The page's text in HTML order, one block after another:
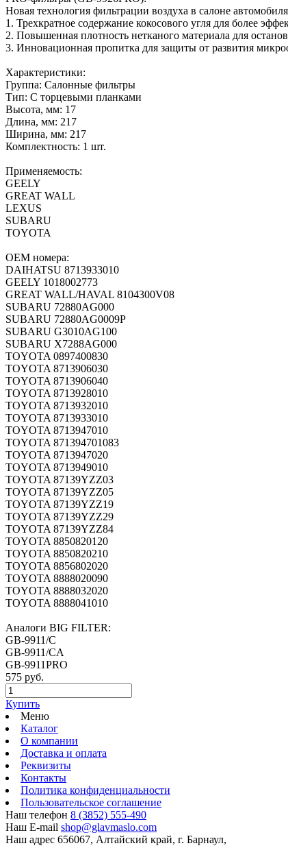
Новая технология фильтрации воздуха в салоне
1. Трехкратное содержание кокосового угля для более
2. Повышенная плотность нетканого материала для
3. Инновационная пропитка для защиты от развития
Характеристики:
Группа: Салонные фильтры
Тип: C торцевыми планками
Высота, мм: 17
Длина, мм: 217
Ширина, мм: 217
Комплектность: 1 шт.
Применяемость:
GEELY
GREAT WALL
LEXUS
SUBARU
TOYOTA
OEM номера:
DAIHATSU 8713933010
GEELY 1018002773
GREAT WALL/HAVAL 8104300V08
SUBARU 72880AG000
SUBARU 72880AG0009P
SUBARU G3010AG100
SUBARU X7288AG000
TOYOTA 0897400830
TOYOTA 8713906030
TOYOTA 8713906040
TOYOTA 8713928010
TOYOTA 8713932010
TOYOTA 8713933010
TOYOTA 8713947010
TOYOTA 871394701083
TOYOTA 8713947020
TOYOTA 8713949010
TOYOTA 87139YZZ03
TOYOTA 87139YZZ05
TOYOTA 87139YZZ19
TOYOTA 87139YZZ29
TOYOTA 87139YZZ84
TOYOTA 8850820120
TOYOTA 8850820210
TOYOTA 8856802020
TOYOTA 8888020090
TOYOTA 8888032020
TOYOTA 8888041010
Аналоги BIG FILTER:
GB-9911/C
GB-9911/CA
GB-9911PRO
575 руб.
Купить
Меню
Каталог
О компании
Доставка и оплата
Реквизиты
Контакты
Политика конфиденциальности
Пользовательское соглашение
Наш телефон 8 (3852) 555-490
Наш E-mail shop@glavmaslo.com
Наш адрес 656067, Алтайский край, г. Барнаул,